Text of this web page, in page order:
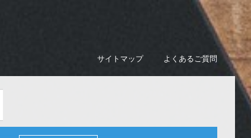
サイトマップ よくあるご質問